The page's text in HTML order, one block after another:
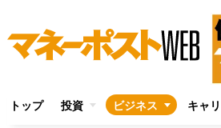
トップ 投資 ビジネス キャ